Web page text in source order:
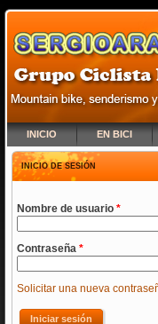
INICIO EN BICI
INICIO DE SESIÓN
Nombre de usuario *
Contraseña *
Solicitar una nueva